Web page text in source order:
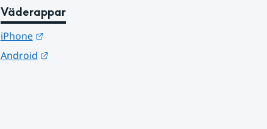
Väderappar
iPhone
Länk till annan webbplats.
Android
Länk till annan webbplats.